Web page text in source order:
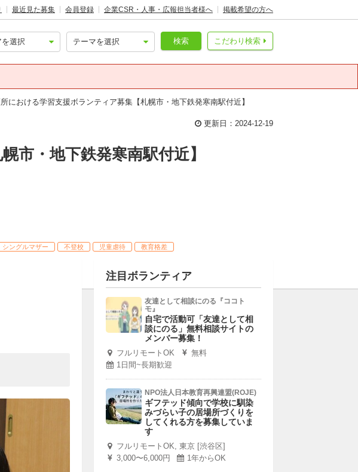
最近見た募集 会員登録 企業CSR・人事・広報担当者様へ 掲載希望の方へ
こだわり検索
検索
における学習支援ボランティア募集【札幌市・地下鉄発寒南駅付近】
更新日：2024-12-19
市・地下鉄発寒南駅付近】
シングルマザー 不登校 児童虐待 教育格差
注目ボランティア
友達として相談にのる『ココト
モ』
自宅で活動可「友達として相
談にのる」無料相談サイトの
メンバー募集！
フルリモートOK
無料
1日間~長期歓迎
NPO法人日本教育再興連盟(ROJE)
ギフテッド傾向で学校に馴染
みづらい子の居場所づくりを
してくれる方を募集していま
す
フルリモートOK, 東京 [渋谷区]
3,000〜6,000円
1年からOK